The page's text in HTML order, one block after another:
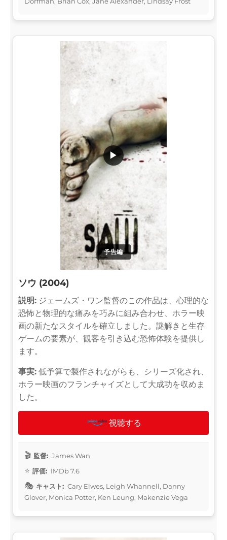
予告編
▶
ソウ (2004)
説明: ジェームズ・ワン監督のこの作品は、心理的な
恐怖と物理的な痛みを巧みに組み合わせ、ホラー映
画の新たなスタイルを確立しました。謎解きと生存
ゲームの要素が、観客を引き込む恐怖体験を提供し
ます。
事実: 低予算で製作されながらも、シリーズ化され、
ホラー映画のフランチャイズとして大成功を収めま
した。
視聴する
監督: James Wan
評価: IMDb 7.6
キャスト: Cary Elwes, Leigh Whannell, Danny
Glover, Monica Potter, Ken Leung, Makenzie Vega